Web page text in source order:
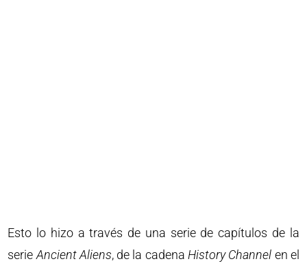
Esto lo hizo a través de una serie de capítulos de la
serie Ancient Aliens, de la cadena History Channel en el